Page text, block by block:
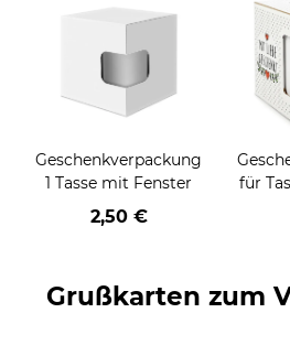
Geschenkverpackung
1 Tasse mit Fenster
2,50 €
für
Grußkarten zum